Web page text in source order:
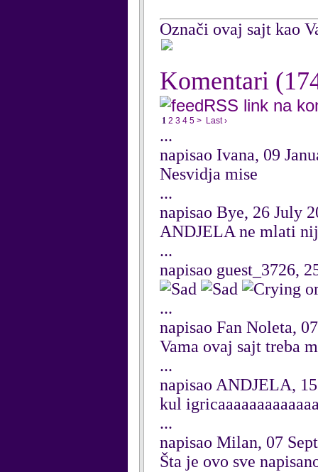
Označi ovaj sajt kao
Komentari
RSS link na
1 2 3 4 5 > Last ›
...
napisao Ivana, 09
Nesvidja mise
...
napisao Bye, 26 July
ANDJELA ne mlati
...
napisao guest_3726,
...
napisao Fan Noleta,
Vama ovaj sajt treba
...
napisao ANDJELA,
kul
...
napisao Milan, 07
Šta je ovo sve